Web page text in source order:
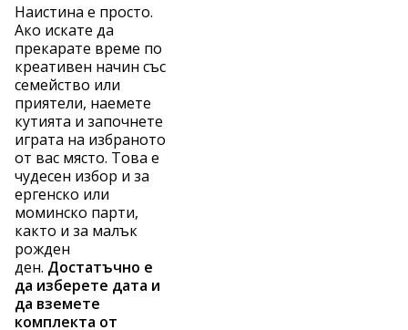
Наистина е просто.
Ако искате да
прекарате време по
креативен начин със
семейство или
приятели, наемете
кутията и започнете
играта на избраното
от вас място. Това е
чудесен избор и за
ергенско или
моминско парти,
както и за малък
рожден
ден. Достатъчно е
да изберете дата и
да вземете
комплекта от